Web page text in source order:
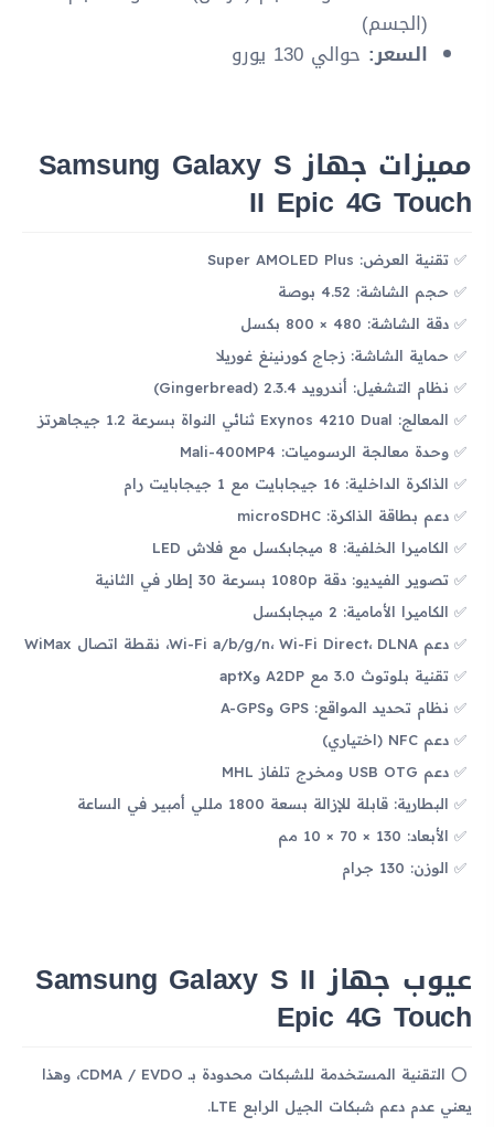
(الجسم)
السعر: حوالي 130 يورو
مميزات جهاز Samsung Galaxy S
II Epic 4G Touch
تقنية العرض: Super AMOLED Plus
حجم الشاشة: 4.52 بوصة
دقة الشاشة: 480 × 800 بكسل
حماية الشاشة: زجاج كورنينغ غوريلا
نظام التشغيل: أندرويد 2.3.4 (Gingerbread)
المعالج: Exynos 4210 Dual ثنائي النواة بسرعة 1.2 جيجاهرتز
وحدة معالجة الرسوميات: Mali-400MP4
الذاكرة الداخلية: 16 جيجابايت مع 1 جيجابايت رام
دعم بطاقة الذاكرة: microSDHC
الكاميرا الخلفية: 8 ميجابكسل مع فلاش LED
تصوير الفيديو: دقة 1080p بسرعة 30 إطار في الثانية
الكاميرا الأمامية: 2 ميجابكسل
دعم Wi-Fi a/b/g/n، Wi-Fi Direct، DLNA، نقطة اتصال WiMax
تقنية بلوتوث 3.0 مع A2DP وaptX
نظام تحديد المواقع: GPS وA-GPS
دعم NFC (اختياري)
دعم USB OTG ومخرج تلفاز MHL
البطارية: قابلة للإزالة بسعة 1800 مللي أمبير في الساعة
الأبعاد: 130 × 70 × 10 مم
الوزن: 130 جرام
عيوب جهاز Samsung Galaxy S II
Epic 4G Touch
التقنية المستخدمة للشبكات محدودة بـ CDMA / EVDO، وهذا
يعني عدم دعم شبكات الجيل الرابع LTE.